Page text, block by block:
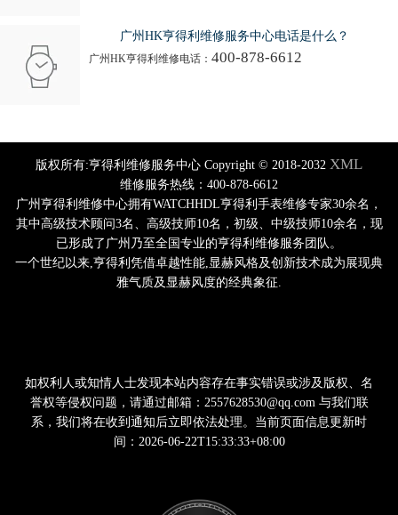
广州HK亨得利维修服务中心电话是什么？
广州HK亨得利维修电话： 400-878-6612
版权所有:亨得利维修服务中心 Copyright © 2018-2032 XML
维修服务热线：400-878-6612
广州亨得利维修中心拥有WATCHHDL亨得利手表维修专家30余名，
其中高级技术顾问3名、高级技师10名，初级、中级技师10余名，现
已形成了广州乃至全国专业的亨得利维修服务团队。
一个世纪以来,亨得利凭借卓越性能,显赫风格及创新技术成为展现典
雅气质及显赫风度的经典象征.
如权利人或知情人士发现本站内容存在事实错误或涉及版权、名
誉权等侵权问题，请通过邮箱：2557628530@qq.com 与我们联
系，我们将在收到通知后立即依法处理。当前页面信息更新时
间：2026-06-22T15:33:33+08:00